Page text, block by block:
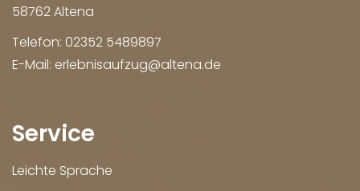
58762 Altena
Telefon: 02352 5489897
E-Mail: erlebnisaufzug@altena.de
Service
Leichte Sprache